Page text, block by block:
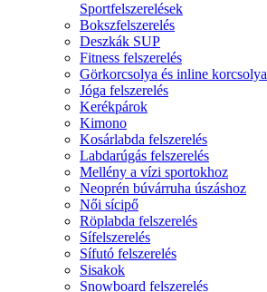
Sportfelszerelések
Bokszfelszerelés
Deszkák SUP
Fitness felszerelés
Görkorcsolya és inline korcsolya
Jóga felszerelés
Kerékpárok
Kimono
Kosárlabda felszerelés
Labdarúgás felszerelés
Mellény a vízi sportokhoz
Neoprén búvárruha úszáshoz
Női sícipő
Röplabda felszerelés
Sífelszerelés
Sífutó felszerelés
Sisakok
Snowboard felszerelés